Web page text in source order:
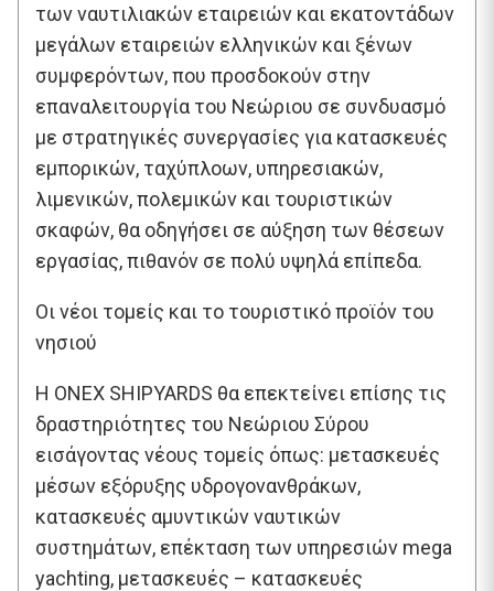
των ναυτιλιακών εταιρειών και εκατοντάδων
μεγάλων εταιρειών ελληνικών και ξένων
συμφερόντων, που προσδοκούν στην
επαναλειτουργία του Νεώριου σε συνδυασμό
με στρατηγικές συνεργασίες για κατασκευές
εμπορικών, ταχύπλοων, υπηρεσιακών,
λιμενικών, πολεμικών και τουριστικών
σκαφών, θα οδηγήσει σε αύξηση των θέσεων
εργασίας, πιθανόν σε πολύ υψηλά επίπεδα.
Οι νέοι τομείς και το τουριστικό προϊόν του
νησιού
Η ONEX SHIPYARDS θα επεκτείνει επίσης τις
δραστηριότητες του Νεώριου Σύρου
εισάγοντας νέους τομείς όπως: μετασκευές
μέσων εξόρυξης υδρογονανθράκων,
κατασκευές αμυντικών ναυτικών
συστημάτων, επέκταση των υπηρεσιών mega
yachting, μετασκευές – κατασκευές